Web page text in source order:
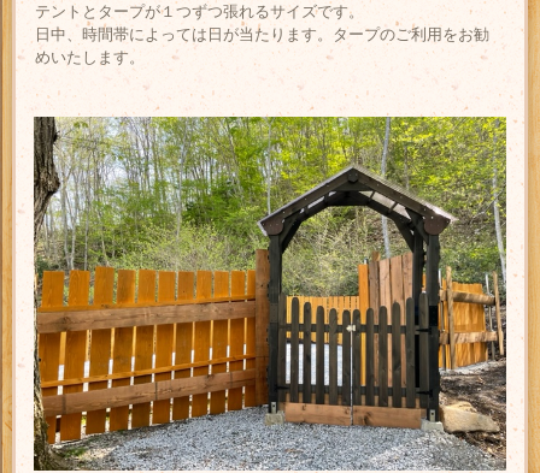
テントとタープが１つずつ張れるサイズです。
日中、時間帯によっては日が当たります。タープのご利用をお勧
めいたします。